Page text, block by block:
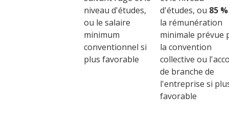
niveau d'études,
ou le salaire
minimum
conventionnel si
plus favorable
d'études, ou 85 %
la rémunération
minimale prévue
la convention
collective ou
de branche de
l'entreprise si
favorable